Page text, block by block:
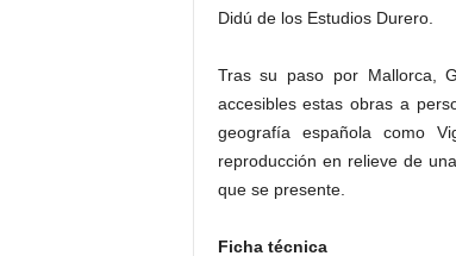
Didú de los Estudios Durero.
Tras su paso por Mallorca,
accesibles estas obras a
geografía española como
reproducción en relieve de
que se presente.
Ficha técnica